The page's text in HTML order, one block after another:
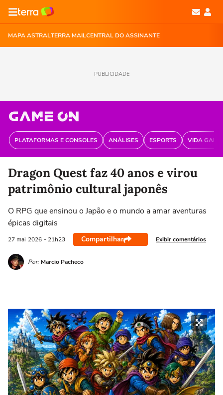
MAPA ASTRALTERRA MAILCENTRAL DO ASSINANTE
PUBLICIDADE
PLATAFORMAS E CONSOLES ANÁLISES ESPORTS VIDA
Dragon Quest faz 40 anos e virou
patrimônio cultural japonês
O RPG que ensinou o Japão e o mundo a amar aventuras
épicas digitais
27 mai 2026 - 21h23 Compartilhar Exibir comentários
Por: Marcio Pacheco